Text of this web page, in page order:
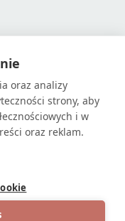
oraz analizy
strony, aby
i w
oraz reklam.
stronie